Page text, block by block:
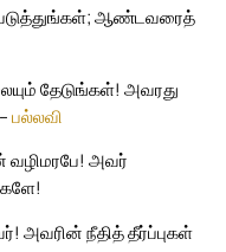
ஆண்டவரைத்
தேடுங்கள்! அவரது
பல்லவி
வழிமரபே! அவர்
அவரின் நீதித் தீர்ப்புகள்